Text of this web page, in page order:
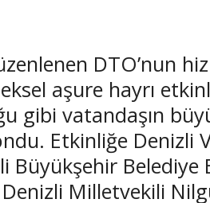
DTO’nun
aşure hayrı
gibi vatandaşın
Etkinliğe Denizli
Büyükşehir Belediye
Milletvekili